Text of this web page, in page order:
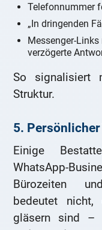
Telefonnummer
„In dringenden
Messenger-
verzögerte
So signalisiert
Struktur.
5.
Einige
WhatsApp-
Bürozeiten
bedeutet
gläsern sind –